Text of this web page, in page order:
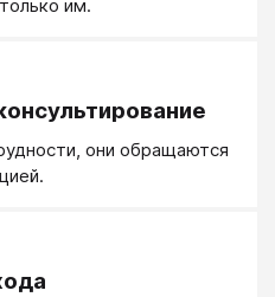
им.
они обращаются